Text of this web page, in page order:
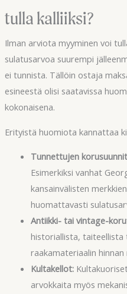
tulla kalliiksi?
Ilman arviota myyminen voi
sulatusarvoa suurempi
ei tunnista. Tällöin ostaja
esineestä olisi saatavissa
kokonaisena.
Erityistä huomiota kannattaa
Tunnettujen
Esimerkiksi vanhat
kansainvälisten
huomattavasti
Antiikki- tai vintage-
historiallista, taiteellista
raakamateriaalin
Kultakellot:
arvokkaita myös